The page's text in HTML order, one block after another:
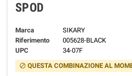
SPOD
Marca
SIKARY
Riferimento
005628-BLACK
UPC
34-07F
block QUESTA COMBINAZIONE AL